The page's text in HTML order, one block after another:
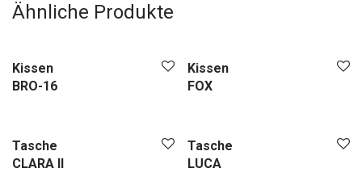
Ähnliche Produkte
Kissen
BRO-16
Kissen
FOX
Tasche
CLARA II
Tasche
LUCA